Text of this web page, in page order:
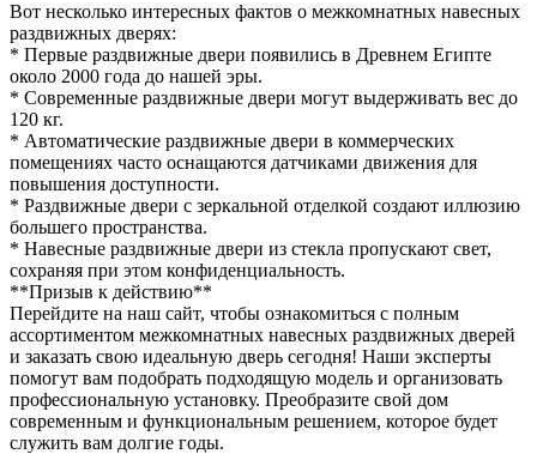
Вот несколько интересных фактов о межкомнатных навесных
раздвижных дверях:
* Первые раздвижные двери появились в Древнем Египте
около 2000 года до нашей эры.
* Современные раздвижные двери могут выдерживать вес до
120 кг.
* Автоматические раздвижные двери в коммерческих
помещениях часто оснащаются датчиками движения для
повышения доступности.
* Раздвижные двери с зеркальной отделкой создают иллюзию
большего пространства.
* Навесные раздвижные двери из стекла пропускают свет,
сохраняя при этом конфиденциальность.
**Призыв к действию**
Перейдите на наш сайт, чтобы ознакомиться с полным
ассортиментом межкомнатных навесных раздвижных дверей
и заказать свою идеальную дверь сегодня! Наши эксперты
помогут вам подобрать подходящую модель и организовать
профессиональную установку. Преобразите свой дом
современным и функциональным решением, которое будет
служить вам долгие годы.